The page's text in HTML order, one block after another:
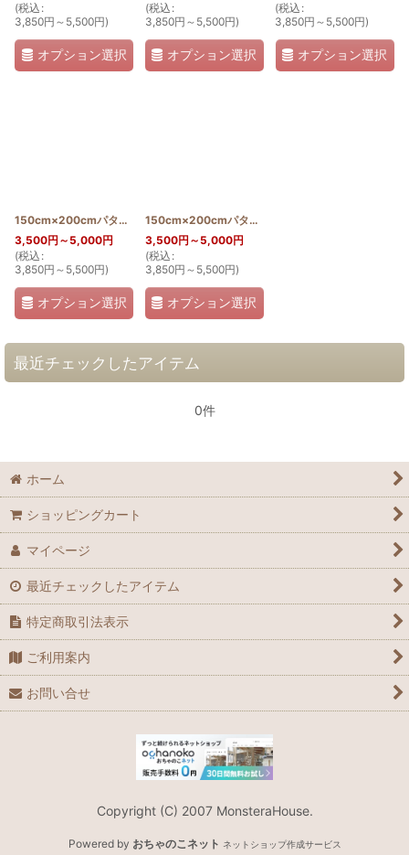
(税込 :
3,850円 ～5,500円)
オプション選択
(税込 :
3,850円 ～5,500円)
オプション選択
(税込 :
3,850円 ～5,500円)
オプション選択
150cm×200cmパターン(パンの木) [PATTERN_T150_200_ULU
3,500円 ～5,000円
(税込 :
3,850円 ～5,500円)
オプション選択
150cm×200cmパターン(TheSea)
3,500円 ～5,000円
(税込 :
3,850円 ～5,500円)
オプション選択
最近チェックしたアイテム
0件
ホーム
ショッピングカート
マイページ
最近チェックしたアイテム
特定商取引法表示
ご利用案内
お問い合せ
Copyright (C) 2007 MonsteraHouse.
Powered by おちゃのこネット ネットショップ作成サービス